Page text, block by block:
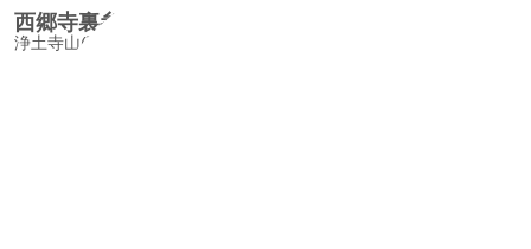
西郷寺裏参道/SaigojiUrasandoAlley
浄土寺山(瑠璃山)にも情緒豊かな坂道や石段が